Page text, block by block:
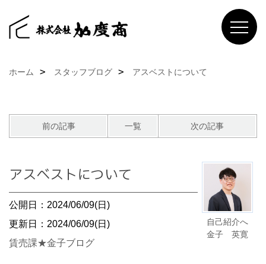
ホーム スタッフブログ アスベストについて
前の記事 一覧 次の記事
自己紹介へ
金子 英寛
アスベストについて
公開日：2024/06/09(日)
更新日：2024/06/09(日)
賃売課★金子ブログ